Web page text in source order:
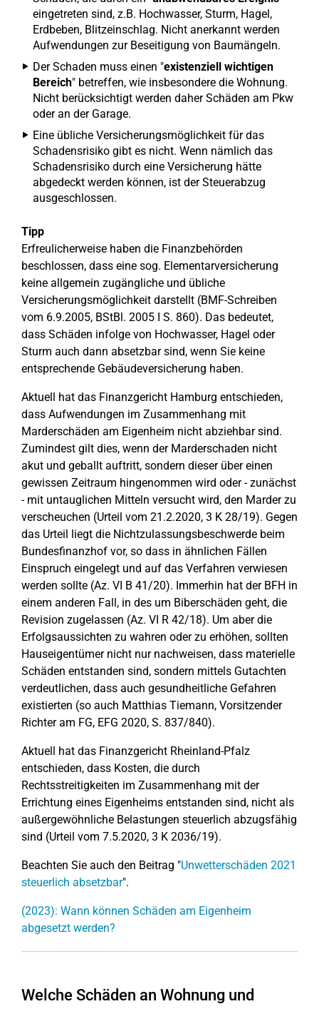
eingetreten sind, z.B. Hochwasser, Sturm, Hagel,
Erdbeben, Blitzeinschlag. Nicht anerkannt werden
Aufwendungen zur Beseitigung von Baumängeln.
Der Schaden muss einen "existenziell wichtigen
Bereich" betreffen, wie insbesondere die Wohnung.
Nicht berücksichtigt werden daher Schäden am Pkw
oder an der Garage.
Eine übliche Versicherungsmöglichkeit für das
Schadensrisiko gibt es nicht. Wenn nämlich das
Schadensrisiko durch eine Versicherung hätte
abgedeckt werden können, ist der Steuerabzug
ausgeschlossen.
Tipp
Erfreulicherweise haben die Finanzbehörden
beschlossen, dass eine sog. Elementarversicherung
keine allgemein zugängliche und übliche
Versicherungsmöglichkeit darstellt (BMF-Schreiben
vom 6.9.2005, BStBl. 2005 I S. 860). Das bedeutet,
dass Schäden infolge von Hochwasser, Hagel oder
Sturm auch dann absetzbar sind, wenn Sie keine
entsprechende Gebäudeversicherung haben.
Aktuell hat das Finanzgericht Hamburg entschieden,
dass Aufwendungen im Zusammenhang mit
Marderschäden am Eigenheim nicht abziehbar sind.
Zumindest gilt dies, wenn der Marderschaden nicht
akut und geballt auftritt, sondern dieser über einen
gewissen Zeitraum hingenommen wird oder - zunächst
- mit untauglichen Mitteln versucht wird, den Marder zu
verscheuchen (Urteil vom 21.2.2020, 3 K 28/19). Gegen
das Urteil liegt die Nichtzulassungsbeschwerde beim
Bundesfinanzhof vor, so dass in ähnlichen Fällen
Einspruch eingelegt und auf das Verfahren verwiesen
werden sollte (Az. VI B 41/20). Immerhin hat der BFH in
einem anderen Fall, in des um Biberschäden geht, die
Revision zugelassen (Az. VI R 42/18). Um aber die
Erfolgsaussichten zu wahren oder zu erhöhen, sollten
Hauseigentümer nicht nur nachweisen, dass materielle
Schäden entstanden sind, sondern mittels Gutachten
verdeutlichen, dass auch gesundheitliche Gefahren
existierten (so auch Matthias Tiemann, Vorsitzender
Richter am FG, EFG 2020, S. 837/840).
Aktuell hat das Finanzgericht Rheinland-Pfalz
entschieden, dass Kosten, die durch
Rechtsstreitigkeiten im Zusammenhang mit der
Errichtung eines Eigenheims entstanden sind, nicht als
außergewöhnliche Belastungen steuerlich abzugsfähig
sind (Urteil vom 7.5.2020, 3 K 2036/19).
Beachten Sie auch den Beitrag "Unwetterschäden 2021
steuerlich absetzbar".
(2023): Wann können Schäden am Eigenheim
abgesetzt werden?
Welche Schäden an Wohnung und